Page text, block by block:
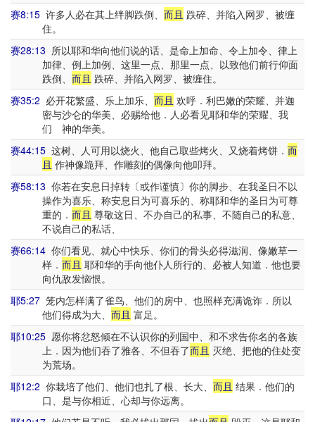
赛8:15 许多人必在其上绊脚跌倒、 而且 跌碎、并陷入网罗、被缠
住。
赛28:13 所以耶和华向他们说的话、是命上加命、令上加令、律上
加律、例上加例、这里一点、那里一点、以致他们前行仰面
跌倒、 而且 跌碎、并陷入网罗、被缠住。
赛35:2 必开花繁盛、乐上加乐、 而且 欢呼．利巴嫩的荣耀、并迦
密与沙仑的华美、必赐给他．人必看见耶和华的荣耀、我
们 神的华美。
赛44:15 这树、人可用以烧火、他自己取些烤火、又烧着烤饼． 而
且 作神像跪拜、作雕刻的偶像向他叩拜。
赛58:13 你若在安息日掉转〔或作谨慎〕你的脚步、在我圣日不以
操作为喜乐、称安息日为可喜乐的、称耶和华的圣日为可尊
重的． 而且 尊敬这日、不办自己的私事、不随自己的私意、
不说自己的私话、
赛66:14 你们看见、就心中快乐、你们的骨头必得滋润、像嫩草一
样． 而且 耶和华的手向他仆人所行的、必被人知道．他也要
向仇敌发恼恨。
耶5:27 笼内怎样满了雀鸟、他们的房中、也照样充满诡诈．所以
他们得成为大、 而且 富足。
耶10:25 愿你将忿怒倾在不认识你的列国中、和不求告你名的各族
上．因为他们吞了雅各、不但吞了而且 灭绝、把他的住处变
为荒场。
耶12:2 你栽培了他们、他们也扎了根、长大、 而且 结果．他们的
口、是与你相近、心却与你远离。